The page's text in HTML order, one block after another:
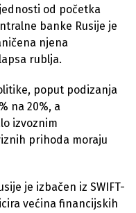
od početka
banke Rusije je
njena
rublja.
poput podizanja
na 20%, a
izvoznim
prihoda moraju
je izbačen iz SWIFT-
većina financijskih